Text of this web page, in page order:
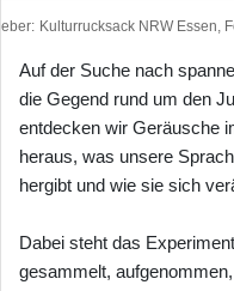
Kulturrucksack NRW Essen,
Auf der Suche nach
die Gegend rund um den
entdecken wir Geräusche
heraus, was unsere
hergibt und wie sie sich
Dabei steht das
gesammelt,